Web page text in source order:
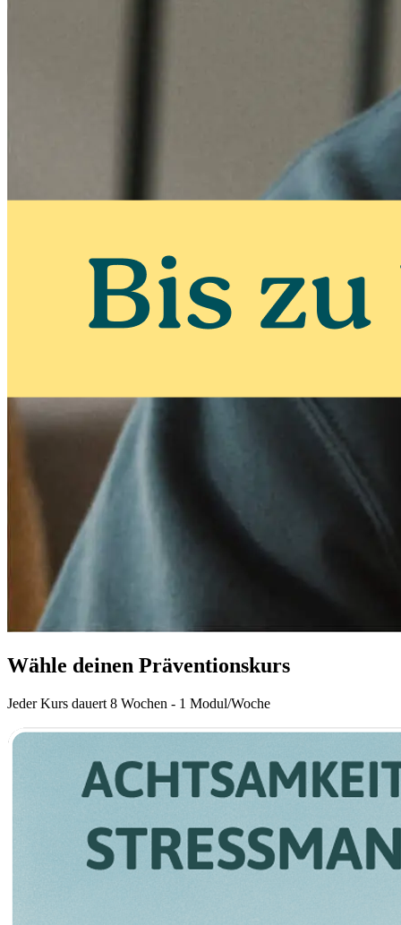
Wähle deinen Präventionskurs
Jeder Kurs dauert 8 Wochen - 1 Modul/Woche